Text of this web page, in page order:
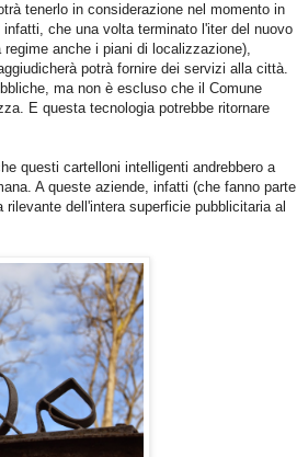
tenerlo in considerazione nel momento in
che una volta terminato l'iter del nuovo
anche i piani di localizzazione),
potrà fornire dei servizi alla città.
ma non è escluso che il Comune
E questa tecnologia potrebbe ritornare
questi cartelloni intelligenti andrebbero a
A queste aziende, infatti (che fanno parte
dell'intera superficie pubblicitaria al